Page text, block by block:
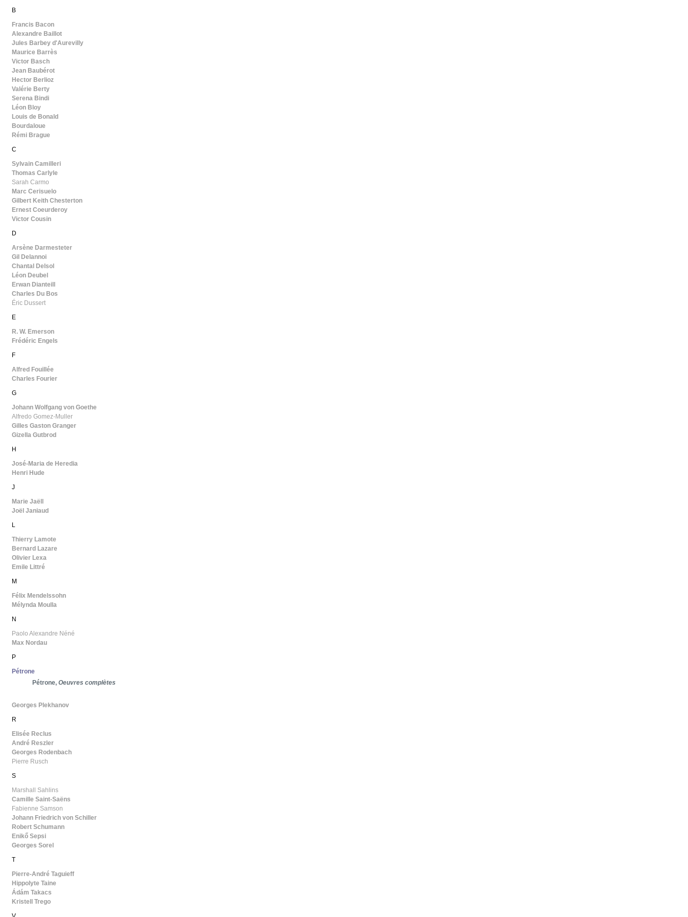
B
Francis Bacon
Alexandre Baillot
Jules Barbey d'Aurevilly
Maurice Barrès
Victor Basch
Jean Baubérot
Hector Berlioz
Valérie Berty
Serena Bindi
Léon Bloy
Louis de Bonald
Bourdaloue
Rémi Brague
C
Sylvain Camilleri
Thomas Carlyle
Sarah Carmo
Marc Cerisuelo
Gilbert Keith Chesterton
Ernest Coeurderoy
Victor Cousin
D
Arsène Darmesteter
Gil Delannoi
Chantal Delsol
Léon Deubel
Erwan Dianteill
Charles Du Bos
Éric Dussert
E
R. W. Emerson
Frédéric Engels
F
Alfred Fouillée
Charles Fourier
G
Johann Wolfgang von Goethe
Alfredo Gomez-Muller
Gilles Gaston Granger
Gizella Gutbrod
H
José-Maria de Heredia
Henri Hude
J
Marie Jaëll
Joël Janiaud
L
Thierry Lamote
Bernard Lazare
Olivier Lexa
Emile Littré
M
Félix Mendelssohn
Mélynda Moulla
N
Paolo Alexandre Néné
Max Nordau
P
Pétrone
Pétrone, Oeuvres complètes
Georges Plekhanov
R
Elisée Reclus
André Reszler
Georges Rodenbach
Pierre Rusch
S
Marshall Sahlins
Camille Saint-Saëns
Fabienne Samson
Johann Friedrich von Schiller
Robert Schumann
Enikő Sepsi
Georges Sorel
T
Pierre-André Taguieff
Hippolyte Taine
Ádám Takacs
Kristell Trego